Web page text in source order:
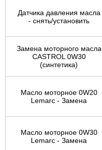
Датчика давления масла
- снять/установить
Замена моторного масла
CASTROL 0W30
(синтетика)
Масло моторное 0W20
Lemarc - Замена
Масло моторное 0W30
Lemarc - Замена